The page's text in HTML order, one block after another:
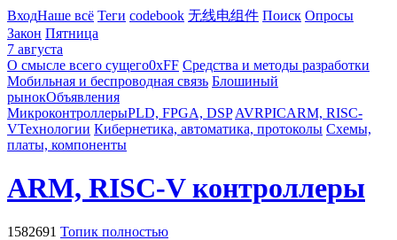
ВходНаше всё Теги codebook 无线电组件 Поиск Опросы
Закон Пятница
7 августа
О смысле всего сущего0xFF Средства и методы разработки
Мобильная и беспроводная связь Блошиный
рынокОбъявления
МикроконтроллерыPLD, FPGA, DSP AVRPICARM, RISC-
VТехнологии Кибернетика, автоматика, протоколы Схемы,
платы, компоненты
ARM, RISC-V контроллеры
1582691 Топик полностью